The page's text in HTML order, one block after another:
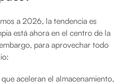
a 2026, la tendencia es
está ahora en el centro de la
para aprovechar todo
que aceleran el almacenamiento,